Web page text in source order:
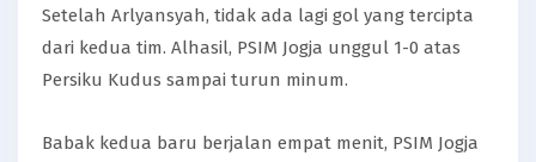
Setelah Arlyansyah, tidak ada lagi gol yang tercipta
dari kedua tim. Alhasil, PSIM Jogja unggul 1-0 atas
Persiku Kudus sampai turun minum.
Babak kedua baru berjalan empat menit, PSIM Jogja